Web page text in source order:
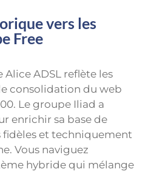
vers les
Free
Alice ADSL reflète les
consolidation du web
Le groupe Iliad a
enrichir sa base de
fidèles et techniquement
Vous naviguez
hybride qui mélange